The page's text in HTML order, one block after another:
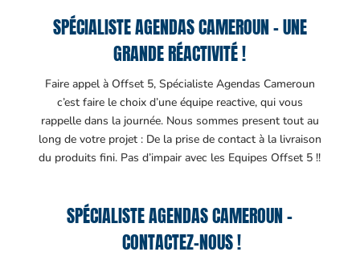
SPÉCIALISTE AGENDAS CAMEROUN – UNE
GRANDE RÉACTIVITÉ !
Faire appel à Offset 5, Spécialiste Agendas Cameroun
c’est faire le choix d’une équipe reactive, qui vous
rappelle dans la journée. Nous sommes present tout au
long de votre projet : De la prise de contact à la livraison
du produits fini. Pas d’impair avec les Equipes Offset 5 !!
SPÉCIALISTE AGENDAS CAMEROUN –
CONTACTEZ-NOUS !